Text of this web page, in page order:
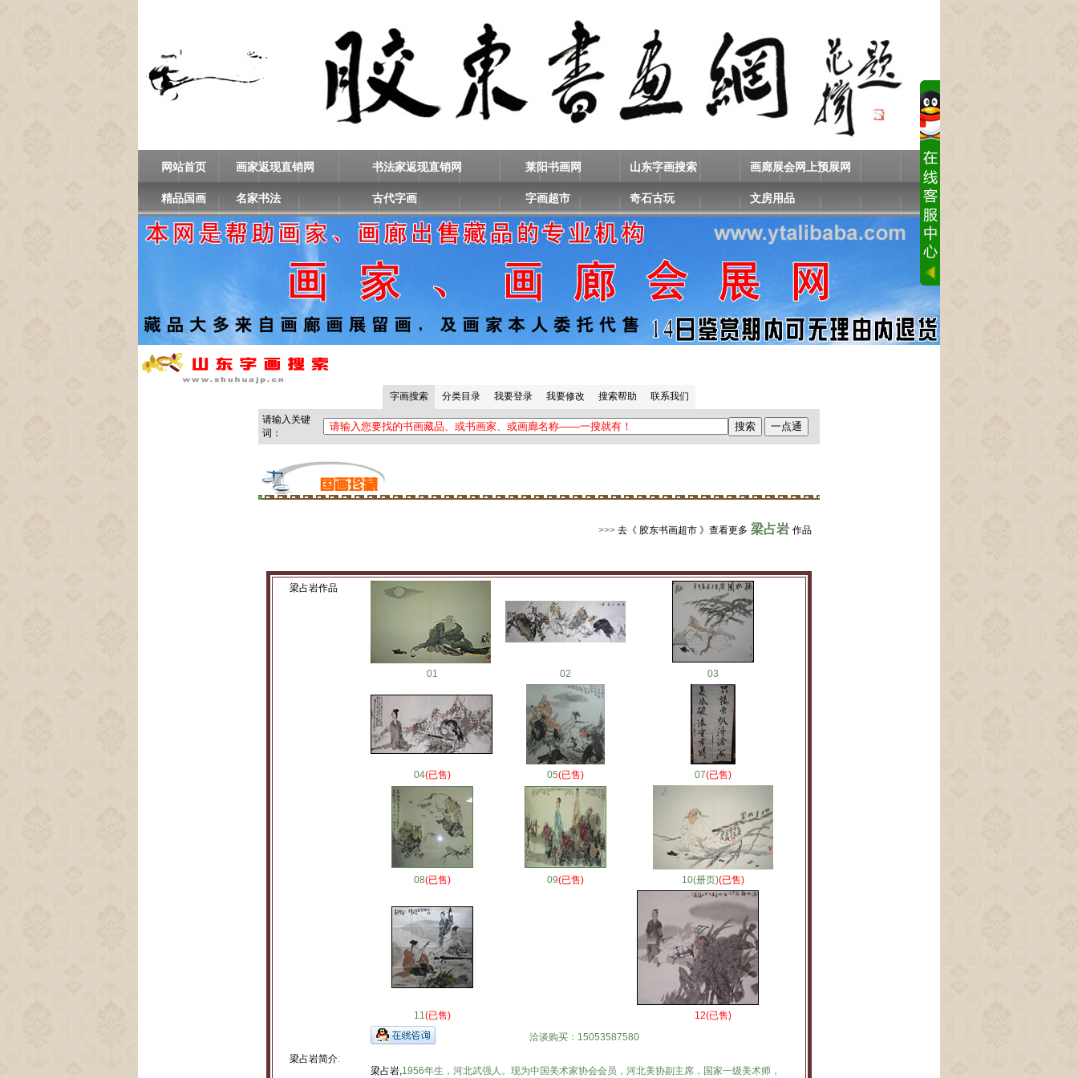
>>> 去《 胶东书画超市 》查看更多 梁占岩 作品
梁占岩作品
01 02 03
04(已售) 05(已售) 07(已售)
08(已售) 09(已售) 10(册页)(已售)
11(已售)
12(已售)
洽谈购买：15053587580
梁占岩简介:
梁占岩,1956年生，河北武强人。现为中国美术家协会会员，河北美协副主席，国家一级美术师，